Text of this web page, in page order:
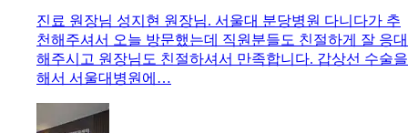
진료 원장님 성지현 원장님. 서울대 분당병원 다니다가 추
천해주셔서 오늘 방문했는데 직원분들도 친절하게 잘 응대
해주시고 원장님도 친절하셔서 만족합니다. 갑상선 수술을
해서 서울대병원에…